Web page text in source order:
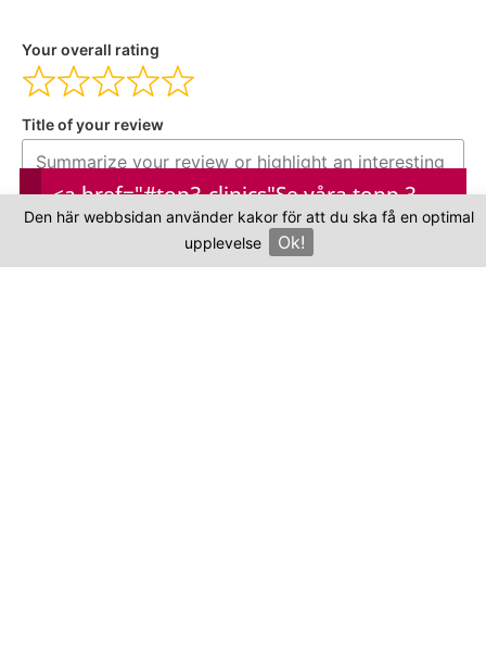
Your overall rating
Title of your review
Your review
<a href="#top3-clinics"Se våra topp 3-
kliniker
×
Den här webbsidan använder kakor för att du ska få en optimal
upplevelse
Ok!